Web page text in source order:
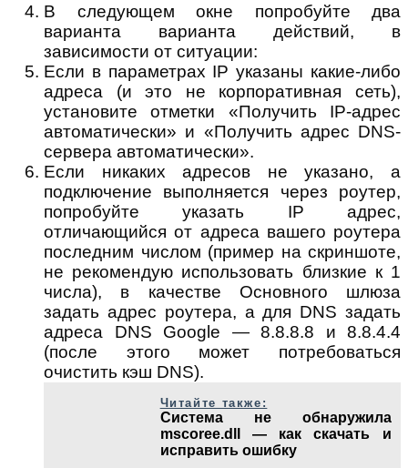
В следующем окне попробуйте два
варианта варианта действий, в
зависимости от ситуации:
Если в параметрах IP указаны какие-либо
адреса (и это не корпоративная сеть),
установите отметки «Получить IP-адрес
автоматически» и «Получить адрес DNS-
сервера автоматически».
Если никаких адресов не указано, а
подключение выполняется через роутер,
попробуйте указать IP адрес,
отличающийся от адреса вашего роутера
последним числом (пример на скриншоте,
не рекомендую использовать близкие к 1
числа), в качестве Основного шлюза
задать адрес роутера, а для DNS задать
адреса DNS Google — 8.8.8.8 и 8.8.4.4
(после этого может потребоваться
очистить кэш DNS).
Читайте также:
Система не обнаружила
mscoree.dll — как скачать и
исправить ошибку